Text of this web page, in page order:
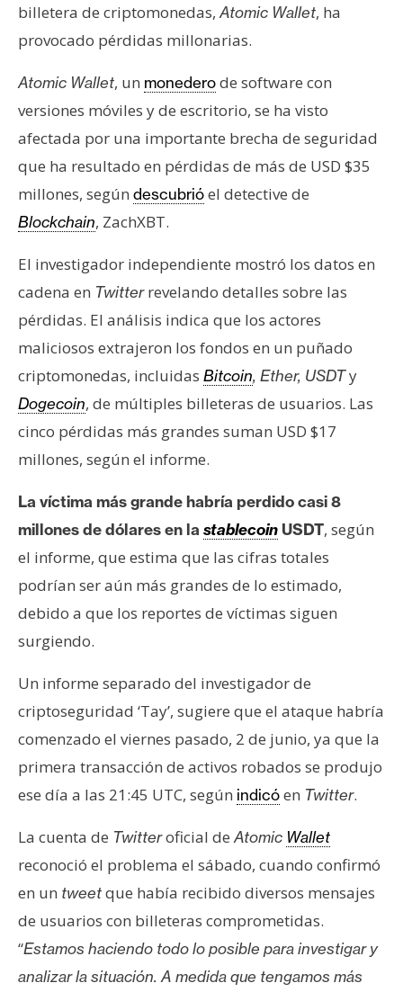
á
l
s
i
s
N
o
a
s
e
P
r
e
n
s
a
T
e
a
s
R
e
u
r
s
s
C
o
n
billetera de criptomonedas,Atomic Wallet, ha
provocado pérdidas millonarias.
Atomic Wallet, un monederode software con
versiones móviles y de escritorio, se ha visto
afectada por una importante brecha de seguridad
que ha resultado en pérdidas de más de USD $35
millones, según descubrióel detective de
Blockchain, ZachXBT.
El investigador independiente mostró los datos en
cadena en Twitterrevelando detalles sobre las
pérdidas. El análisis indica que los actores
maliciosos extrajeron los fondos en un puñado
criptomonedas, incluidas Bitcoin, Ether, USDTy
Dogecoin, de múltiples billeteras de usuarios. Las
cinco pérdidas más grandes suman USD $17
millones, según el informe.
La víctima más grande habría perdido casi 8
millones de dólares en la stablecoin USDT, según
el informe, que estima que las cifras totales
podrían ser aún más grandes de lo estimado,
debido a que los reportes de víctimas siguen
surgiendo.
Un informe separado del investigador de
criptoseguridad ‘Tay’, sugiere que el ataque habría
comenzado el viernes pasado, 2 de junio, ya que la
primera transacción de activos robados se produjo
ese día a las 21:45 UTC, según indicóen Twitter.
La cuenta de Twitteroficial deAtomic Wallet
reconoció el problema el sábado, cuando confirmó
en un tweetque había recibido diversos mensajes
de usuarios con billeteras comprometidas.
“Estamos haciendo todo lo posible para investigar y
analizar la situación. A medida que tengamos más